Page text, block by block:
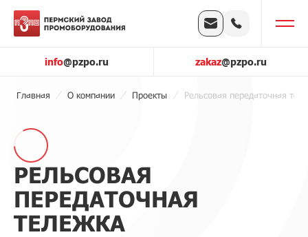
info@pzpo.ru zakaz@pzpo.ru
Главная О компании Проекты Рельсовая передаточная
РЕЛЬСОВАЯ
ПЕРЕДАТОЧНАЯ
ТЕЛЕЖКА